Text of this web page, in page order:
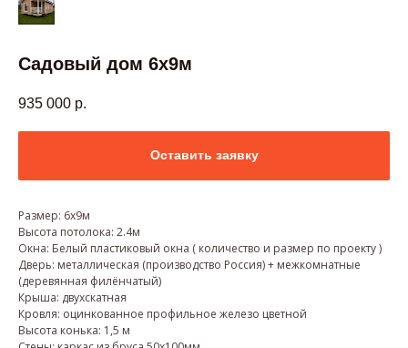
Садовый дом 6х9м
935 000 р.
Оставить заявку
Размер: 6х9м
Высота потолока: 2.4м
Окна: Белый пластиковый окна ( количество и размер по проекту )
Дверь: металлическая (производство Россия) + межкомнатные
(деревянная филёнчатый)
Крыша: двухскатная
Кровля: оцинкованное профильное железо цветной
Высота конька: 1,5 м